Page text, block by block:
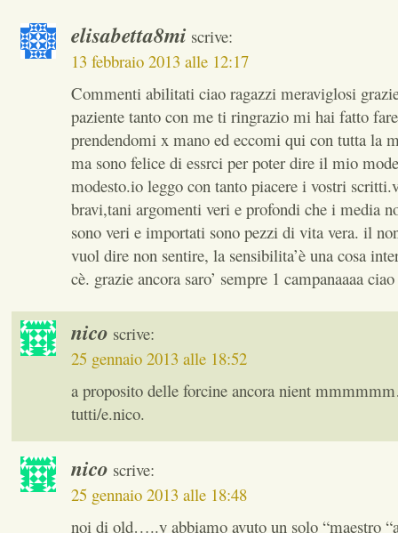
elisabetta8mi scrive:
13 febbraio 2013 alle 12:17
Commenti abilitati ciao ragazzi meraviglosi
paziente tanto con me ti ringrazio mi hai fatto
prendendomi x mano ed eccomi qui con tutta la
ma sono felice di essrci per poter dire il mio
modesto.io leggo con tanto piacere i vostri
bravi,tani argomenti veri e profondi che i media
sono veri e importati sono pezzi di vita vera. il
vuol dire non sentire, la sensibilita’è una cosa
cè. grazie ancora saro’ sempre 1 campanaaaa
nico scrive:
25 gennaio 2013 alle 18:52
a proposito delle forcine ancora nient
tutti/e.nico.
nico scrive:
25 gennaio 2013 alle 18:48
noi di old…..y abbiamo avuto un solo “maestro